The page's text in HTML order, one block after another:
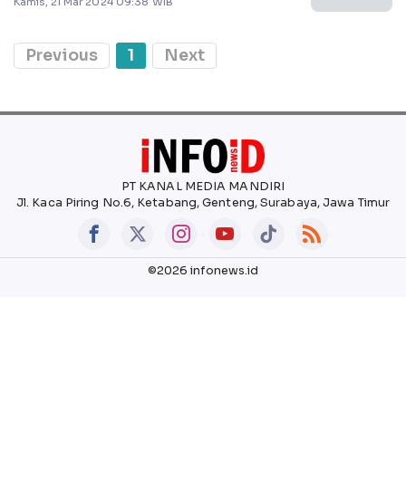
Previous 1 Next
PT KANAL MEDIA MANDIRI
Jl. Kaca Piring No.6, Ketabang, Genteng, Surabaya, Jawa Timur
©2026 infonews.id